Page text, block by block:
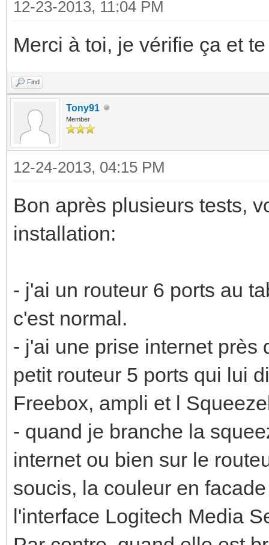
12-23-2013, 11:04 PM
Merci à toi, je vérifie ça et
Find
Tony91
Member
12-24-2013, 04:15 PM
Bon après plusieurs tests,
installation:
- j'ai un routeur 6 ports au
c'est normal.
- j'ai une prise internet près
petit routeur 5 ports qui lui
Freebox, ampli et l
- quand je branche la
internet ou bien sur le
soucis, la couleur en
l'interface Logitech Media